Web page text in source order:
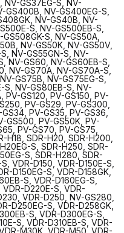
NV-GS37EG-S, NV-
GS400B, NV-GS400EG-S,
NV-GS40B, NV-
S, NV-GS500EB-S,
S, NV-GS50A,
NV-GS50K, NV-GS50V,
NV-GS55GN-S, NV-
NV-GS60, NV-GS60EB-S,
NV-GS70A, NV-GS70A-S,
GS75B, NV-GS75EG-S,
S, NV-GS80EB-S, NV-
GS120, PV-GS150, PV-
PV-GS29, PV-GS300,
PV-GS35, PV-GS36,
GS500, PV-GS50K, PV-
PV-GS70, PV-GS75,
H18, SDR-H20, SDR-H200,
S, SDR-H250, SDR-
S, SDR-H280, SDR-
VDR-D150, VDR-D150E-S,
D150EG-S, VDR-D158GK,
S, VDR-D160EG-S,
D220E-S, VDR-
VDR-D250, NV-GS280,
D250EG-S, VDR-D258GK,
S, VDR-D300EG-S,
S, VDR-D310EB-S, VDR-